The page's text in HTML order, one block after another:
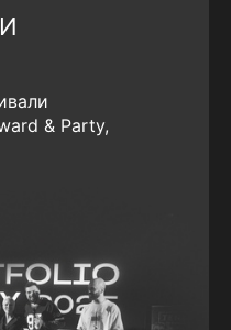
& Party,